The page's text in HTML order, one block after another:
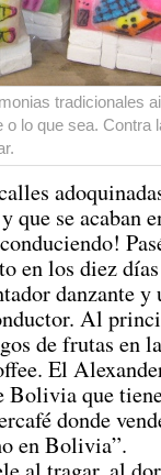
tradicionales
lo que sea. Contra
se acaban
en los diez días
danzante y
Al
de frutas en
El
Bolivia que
donde
en Bolivia”.